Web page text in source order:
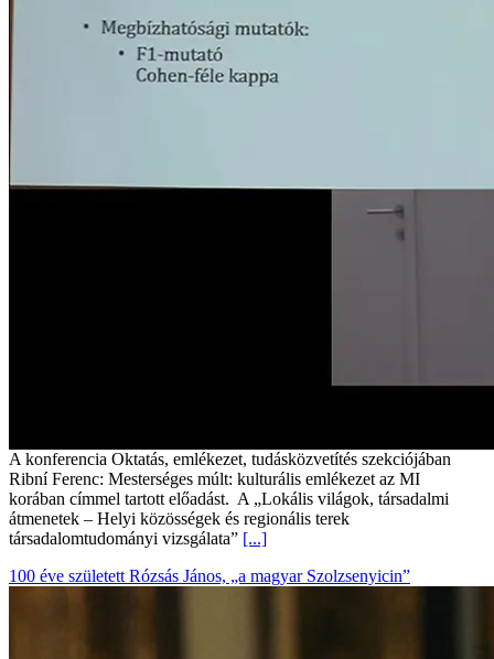
A konferencia Oktatás, emlékezet, tudásközvetítés szekciójában
Ribní Ferenc: Mesterséges múlt: kulturális emlékezet az MI
korában címmel tartott előadást. A „Lokális világok, társadalmi
átmenetek – Helyi közösségek és regionális terek
társadalomtudományi vizsgálata” [...]
100 éve született Rózsás János, „a magyar Szolzsenyicin”